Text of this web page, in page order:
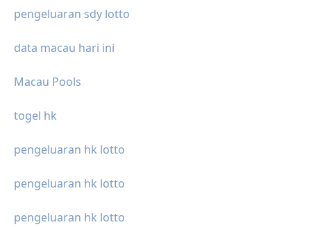
pengeluaran sdy lotto
data macau hari ini
Macau Pools
togel hk
pengeluaran hk lotto
pengeluaran hk lotto
pengeluaran hk lotto